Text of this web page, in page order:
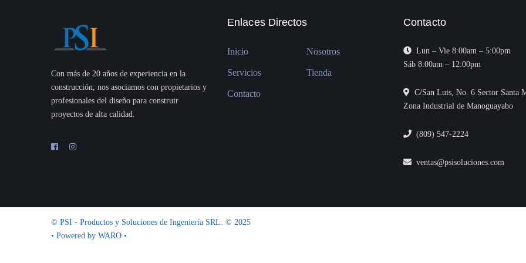
Con más de 20 años de experiencia en la
construcción, nos asociamos con propietarios y
profesionales del diseño para construir
proyectos de alta calidad.
Enlaces Directos
Inicio Nosotros
Servicios Tienda
Contacto
Contacto
Lun – Vie 8:00am – 5:00pm
Sáb 8:00am – 12:00pm
C/San Luis, No. 6 Sector Santa
Zona Industrial de Manoguayabo
(809) 547-2224
ventas@psisoluciones.com
© PSI - Productos y Soluciones de Ingeniería SRL. © 2025
• Powered by WARO •